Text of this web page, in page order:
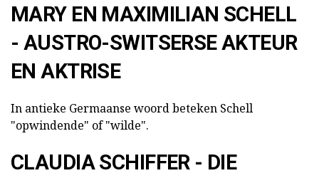
MARY EN MAXIMILIAN SCHELL
- AUSTRO-SWITSERSE AKTEUR
EN AKTRISE
In antieke Germaanse woord beteken Schell
"opwindende" of "wilde".
CLAUDIA SCHIFFER - DIE